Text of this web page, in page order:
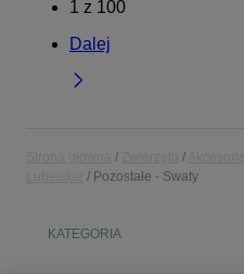
1 z 100
Dalej
Pozostałe - Swaty
KATEGORIA